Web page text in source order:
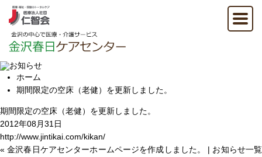
ホーム
期間限定の空床（老健）を更新しました。
期間限定の空床（老健）を更新しました。
2012年08月31日
http://www.jintikai.com/kikan/
«金沢春日ケアセンターホームページを作成しました。 | お知らせ一覧